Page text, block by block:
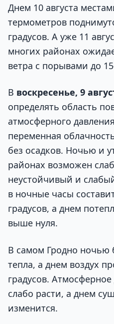
Днем 10 августа
термометров
градусов. А уже 11
многих районах
ветра с порывами до
В воскресенье, 9
определять область
атмосферного
переменная
без осадков. Ночью и
районах возможен
неустойчивый и
в ночные часы
градусов, а днем
выше нуля.
В самом Гродно ночью
тепла, а днем воздух
градусов.
слабо расти, а днем
изменится.